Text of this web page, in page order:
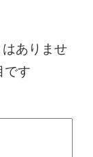
ありませ
です